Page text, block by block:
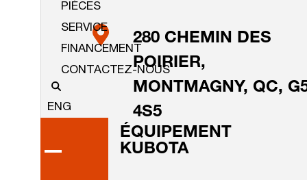
PIÈCES
SERVICE
FINANCEMENT
CONTACTEZ-NOUS
ENG
280 CHEMIN DES
POIRIER,
MONTMAGNY, QC,
4S5
ÉQUIPEMENT
KUBOTA